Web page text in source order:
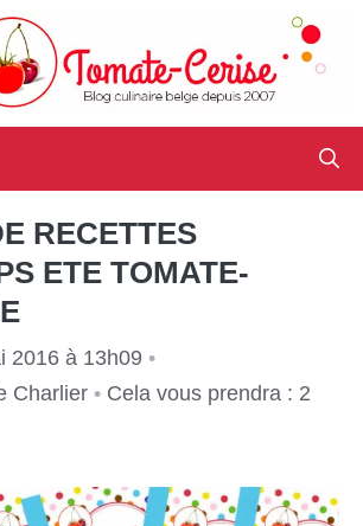
RECETTES
ETE TOMATE-
2016 à 13h09 •
Charlier • Cela vous prendra : 2